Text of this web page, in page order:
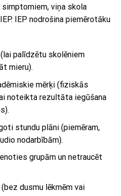
viņa skola
IEP nodrošina piemērotāku
palīdzētu skolēniem
mieru).
mērķi (fiziskās
noteikta rezultāta iegūšana
stundu plāni (piemēram,
nodarbībām).
grupām un netraucēt
dusmu lēkmēm vai